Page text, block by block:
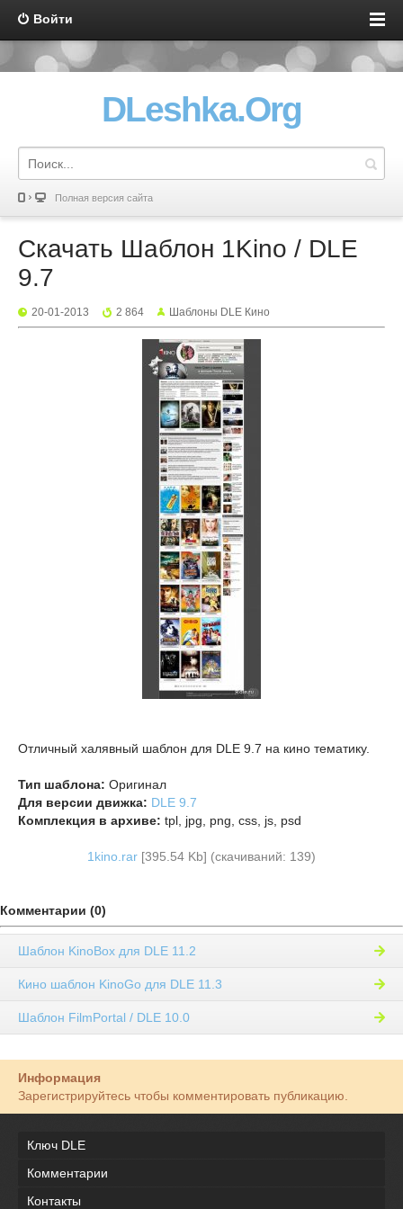
Войти
DLeshka.Org
Полная версия сайта
Скачать Шаблон 1Kino / DLE
9.7
20-01-2013 2 864 Шаблоны DLE Кино
Отличный халявный шаблон для DLE 9.7 на кино тематику.
Тип шаблона: Оригинал
Для версии движка: DLE 9.7
Комплекция в архиве: tpl, jpg, png, css, js, psd
1kino.rar [395.54 Kb] (cкачиваний: 139)
Комментарии (0)
Шаблон KinoBox для DLE 11.2
Кино шаблон KinoGo для DLE 11.3
Шаблон FilmPortal / DLE 10.0
Информация
Зарегистрируйтесь чтобы комментировать публикацию.
Ключ DLE
Комментарии
Контакты